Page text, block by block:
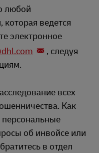
любой
которая ведется
электронное
, следуя
всех
Как
об инвойсе или
в отдел